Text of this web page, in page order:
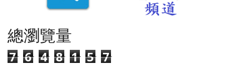
總瀏覽量
7 6 4 8 1 5 7